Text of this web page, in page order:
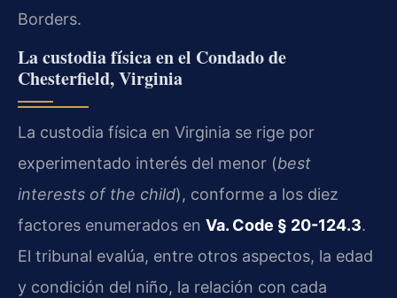
Borders.
La custodia física en el Condado de
Chesterfield, Virginia
La custodia física en Virginia se rige por
experimentado interés del menor (best
interests of the child), conforme a los diez
factores enumerados en Va. Code § 20-124.3.
El tribunal evalúa, entre otros aspectos, la edad
y condición del niño, la relación con cada